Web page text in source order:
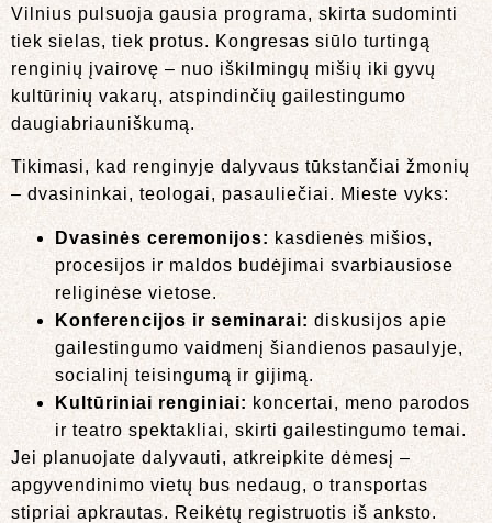
Vilnius pulsuoja gausia programa, skirta sudominti
tiek sielas, tiek protus. Kongresas siūlo turtingą
renginių įvairovę – nuo iškilmingų mišių iki gyvų
kultūrinių vakarų, atspindinčių gailestingumo
daugiabriauniškumą.
Tikimasi, kad renginyje dalyvaus tūkstančiai žmonių
– dvasininkai, teologai, pasauliečiai. Mieste vyks:
Dvasinės ceremonijos: kasdienės mišios,
procesijos ir maldos budėjimai svarbiausiose
religinėse vietose.
Konferencijos ir seminarai: diskusijos apie
gailestingumo vaidmenį šiandienos pasaulyje,
socialinį teisingumą ir gijimą.
Kultūriniai renginiai: koncertai, meno parodos
ir teatro spektakliai, skirti gailestingumo temai.
Jei planuojate dalyvauti, atkreipkite dėmesį –
apgyvendinimo vietų bus nedaug, o transportas
stipriai apkrautas. Reikėtų registruotis iš anksto.